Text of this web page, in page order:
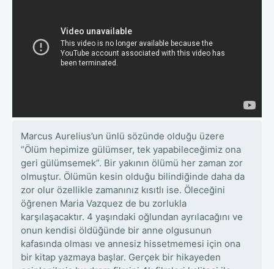
Marcus Aurelius’un ünlü sözünde olduğu üzere
“Ölüm hepimize gülümser, tek yapabileceğimiz ona
geri gülümsemek”. Bir yakının ölümü her zaman zor
olmuştur. Ölümün kesin olduğu bilindiğinde daha da
zor olur özellikle zamanınız kısıtlı ise. Öleceğini
öğrenen Maria Vazquez de bu zorlukla
karşılaşacaktır. 4 yaşındaki oğlundan ayrılacağını ve
onun kendisi öldüğünde bir anne olgusunun
kafasında olması ve annesiz hissetmemesi için ona
bir kitap yazmaya başlar. Gerçek bir hikayeden